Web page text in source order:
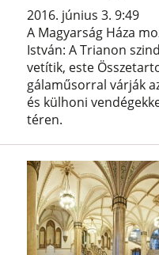
2016. június 3. 9:49
A Magyarság Háza
István: A Trianon
vetítik, este
gálaműsorral várják
és külhoni
téren.